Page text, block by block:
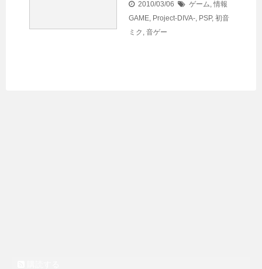
2010/03/06 ゲーム, 情報
GAME, Project-DIVA-, PSP, 初音
ミク , 音ゲー